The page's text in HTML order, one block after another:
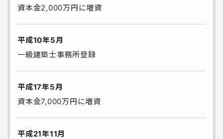
資本金2,000万円に増資
平成10年5月
一級建築士事務所登録
平成17年5月
資本金7,000万円に増資
平成21年11月